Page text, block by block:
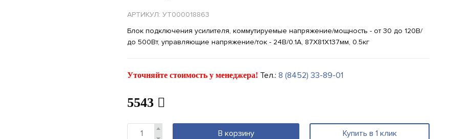
АРТИКУЛ: УТ000018863
Блок подключения усилителя, коммутируемые напряжение/мощность - от 30 до 120В/
до 500Вт, управляющие напряжение/ток - 24В/0.1А, 87Х81Х137мм, 0.5кг
Уточняйте стоимость у менеджера! Тел.: 8 (8452) 33-89-01
5543
В корзину Купить в 1 клик